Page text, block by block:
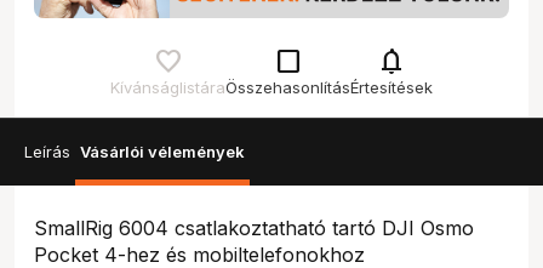
Kívánságlistára
check_box_outline_blank
Összehasonlítás
notifications
Értesítések
Leírás Vásárlói vélemények
SmallRig 6004 csatlakoztatható tartó DJI Osmo
Pocket 4-hez és mobiltelefonokhoz